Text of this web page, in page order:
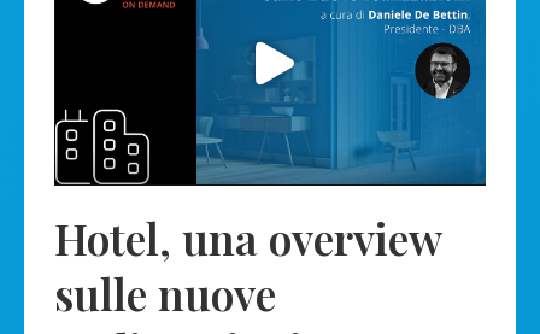
Hotel, una overview
sulle nuove